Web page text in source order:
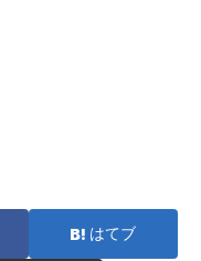
はてブ